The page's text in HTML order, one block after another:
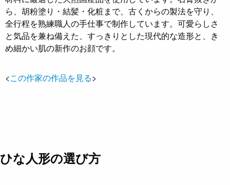
ら、胡粉塗り・結髪・化粧まで、古くからの製法を守り、
全行程を熟練職人の手仕事で制作しています。可愛らしさ
と気品を兼ね備えた、すっきりとした現代的な造形と、き
め細かい肌の新作のお顔です。
<この作家の作品を見る>
ひな人形の選び方